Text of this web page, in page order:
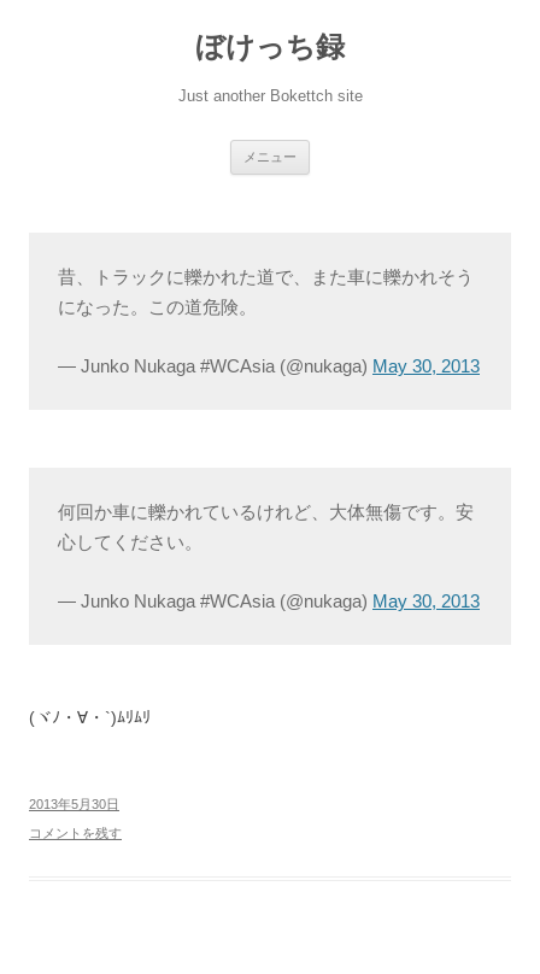
ぼけっち録
Just another Bokettch site
メニュー
キ
ッ
昔、トラックに轢かれた道で、また車に轢かれそう
になった。この道危険。
— Junko Nukaga #WCAsia (@nukaga) May 30, 2013
何回か車に轢かれているけれど、大体無傷です。安
心してください。
— Junko Nukaga #WCAsia (@nukaga) May 30, 2013
(ヾﾉ・∀・`)ﾑﾘﾑﾘ
2013年5月30日
コメントを残す